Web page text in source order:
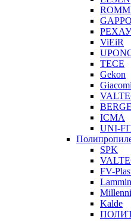
GAPPO
РЕХАУ
ViEiR
TECE
Gekon
ICMA
UNI-
SPK
FV-
Lammin
Kalde